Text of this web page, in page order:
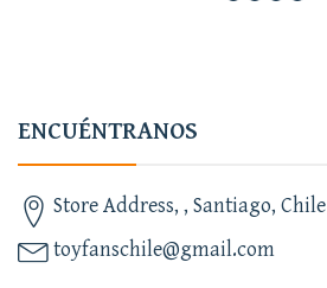
ENCUÉNTRANOS
Store Address, , Santiago, Chile
toyfanschile@gmail.com